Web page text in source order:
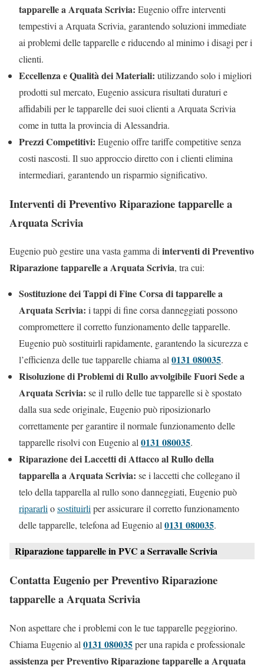
tapparelle a Arquata Scrivia: Eugenio offre interventi
tempestivi a Arquata Scrivia, garantendo soluzioni immediate
ai problemi delle tapparelle e riducendo al minimo i disagi per i
clienti.
Eccellenza e Qualità dei Materiali: utilizzando solo i migliori
prodotti sul mercato, Eugenio assicura risultati duraturi e
affidabili per le tapparelle dei suoi clienti a Arquata Scrivia
come in tutta la provincia di Alessandria.
Prezzi Competitivi: Eugenio offre tariffe competitive senza
costi nascosti. Il suo approccio diretto con i clienti elimina
intermediari, garantendo un risparmio significativo.
Interventi di Preventivo Riparazione tapparelle a
Arquata Scrivia
Eugenio può gestire una vasta gamma diinterventi di Preventivo
Riparazione tapparelle a Arquata Scrivia, tra cui:
Sostituzione dei Tappi di Fine Corsa di tapparelle a
Arquata Scrivia: i tappi di fine corsa danneggiati possono
compromettere il corretto funzionamento delle tapparelle.
Eugenio può sostituirli rapidamente, garantendo la sicurezza e
l’efficienza delle tue tapparelle chiama al0131 080035.
Risoluzione di Problemi di Rullo avvolgibile Fuori Sede a
Arquata Scrivia: se il rullo delle tue tapparelle si è spostato
dalla sua sede originale, Eugenio può riposizionarlo
correttamente per garantire il normale funzionamento delle
tapparelle risolvi con Eugenio al0131 080035.
Riparazione dei Laccetti di Attacco al Rullo della
tapparella a Arquata Scrivia: se i laccetti che collegano il
telo della tapparella al rullo sono danneggiati, Eugenio può
ripararliosostituirliper assicurare il corretto funzionamento
delle tapparelle, telefona ad Eugenio al0131 080035.
Riparazione tapparelle in PVC a Serravalle Scrivia
Contatta Eugenio per Preventivo Riparazione
tapparelle a Arquata Scrivia
Non aspettare che i problemi con le tue tapparelle peggiorino.
Chiama Eugenio al 0131 080035per una rapida e professionale
assistenza per Preventivo Riparazione tapparelle a Arquata